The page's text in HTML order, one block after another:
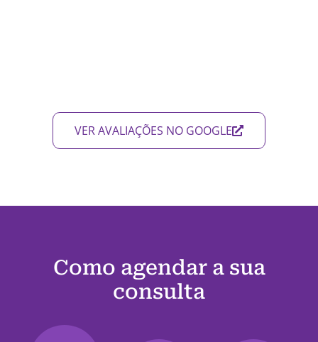
VER AVALIAÇÕES NO GOOGLE
Como agendar a sua
consulta